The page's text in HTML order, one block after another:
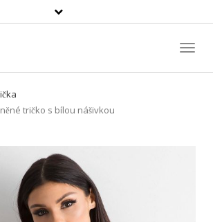
Vyhledávání
tričko s bílou nášivkou